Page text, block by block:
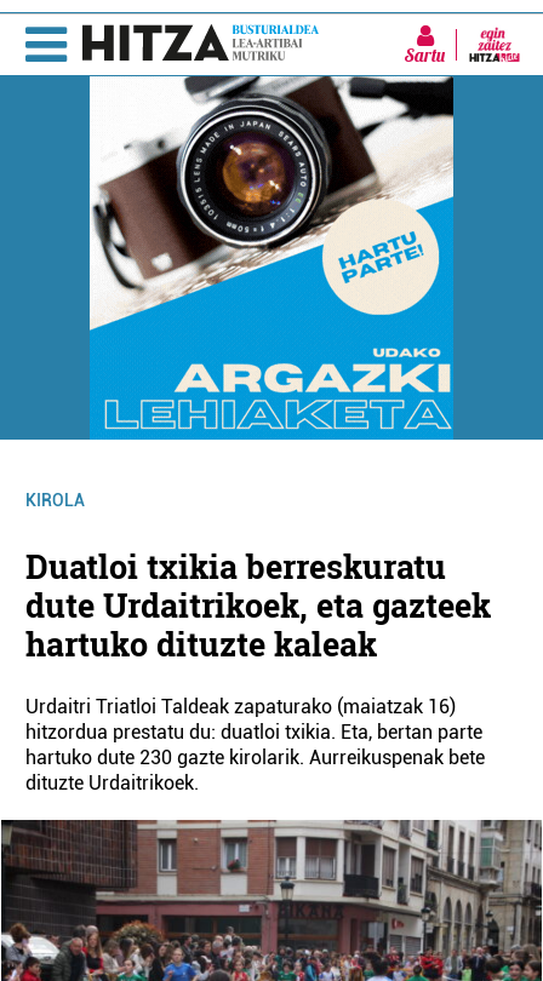
Sartu
KIROLA
Duatloi txikia berreskuratu
dute Urdaitrikoek, eta gazteek
hartuko dituzte kaleak
Urdaitri Triatloi Taldeak zapaturako (maiatzak 16)
hitzordua prestatu du: duatloi txikia. Eta, bertan parte
hartuko dute 230 gazte kirolarik. Aurreikuspenak bete
dituzte Urdaitrikoek.